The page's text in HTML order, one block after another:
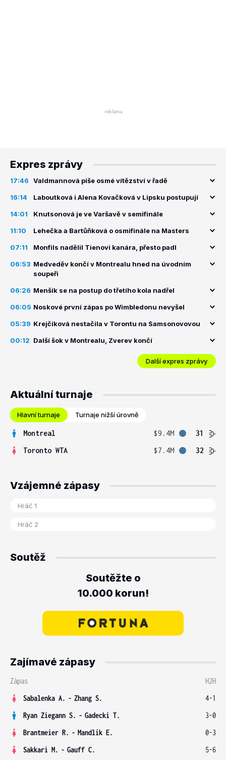
Expres zprávy
17:46 Valdmannová píše osmé vítězství v řadě
16:14 Laboutková i Alena Kovačková v Lipsku postupují
14:01 Knutsonová je ve Varšavě v semifinále
11:10 Lehečka a Bartůňková o osmifinále na Masters
07:11 Monfils nadělil Tienovi kanára, přesto padl
06:53 Medveděv končí v Montrealu hned na úvodním
soupeři
06:26 Menšík se na postup do třetího kola nadřel
06:05 Noskové první zápas po Wimbledonu nevyšel
05:39 Krejčíková nestačila v Torontu na Samsonovovou
00:12 Další šok v Montrealu, Zverev končí
Další expres zprávy
Aktuální turnaje
Hlavní turnaje Turnaje nižší úrovně
Montreal $9.4M
31
Toronto WTA
$7.4M 32
Vzájemné zápasy
Soutěž
Soutěžte o
10.000 korun!
Zajímavé zápasy
Zápas
H2H
Sabalenka A. - Zhang S.
4-1
Ryan Ziegann S. - Gadecki T.
3-0
Brantmeier R. - Mandlik E.
0-3
Sakkari M. - Gauff C.
5-6